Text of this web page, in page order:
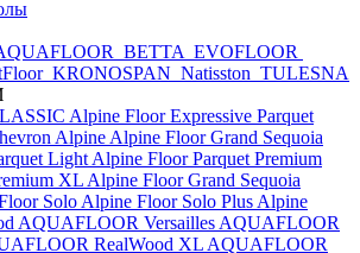
BETTA EVOFLOOR
KRONOSPAN Natisston TULESNA
Alpine Floor Expressive Parquet
Alpine Alpine Floor Grand Sequoia
Light Alpine Floor Parquet Premium
XL Alpine Floor Grand Sequoia
Solo Alpine Floor Solo Plus Alpine
AQUAFLOOR Versailles AQUAFLOOR
RealWood XL AQUAFLOOR